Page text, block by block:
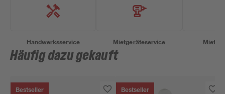
Handwerksservice Mietgeräteservice
Häufig dazu gekauft
Bestseller Bestseller